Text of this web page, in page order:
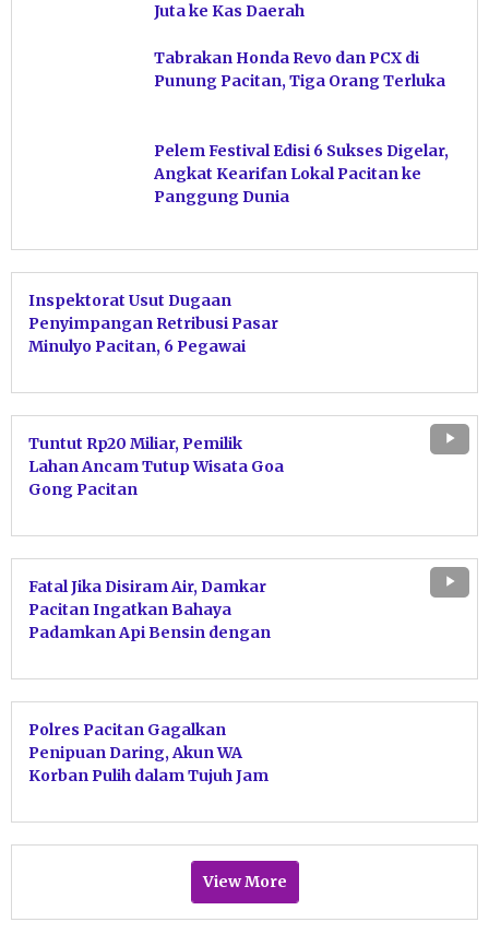
Juta ke Kas Daerah
Tabrakan Honda Revo dan PCX di
Punung Pacitan, Tiga Orang Terluka
Pelem Festival Edisi 6 Sukses Digelar,
Angkat Kearifan Lokal Pacitan ke
Panggung Dunia
Inspektorat Usut Dugaan
Penyimpangan Retribusi Pasar
Minulyo Pacitan, 6 Pegawai
Tuntut Rp20 Miliar, Pemilik
Lahan Ancam Tutup Wisata Goa
Gong Pacitan
Fatal Jika Disiram Air, Damkar
Pacitan Ingatkan Bahaya
Padamkan Api Bensin dengan
Polres Pacitan Gagalkan
Penipuan Daring, Akun WA
Korban Pulih dalam Tujuh Jam
View More